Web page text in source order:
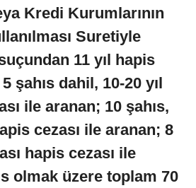
Kredi Kurumlarının
Suretiyle
suçundan 11 yıl hapis
şahıs dahil, 10-20 yıl
ile aranan; 10 şahıs,
cezası ile aranan; 8
hapis cezası ile
olmak üzere toplam 70